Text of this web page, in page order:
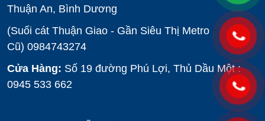
Thuận An, Bình Dương
(Suối cát Thuận Giao - Gần Siêu Thị Metro
Cũ) 0984743274
Cửa Hàng: Số 19 đường Phú Lợi, Thủ Dầu Một :
0945 533 662